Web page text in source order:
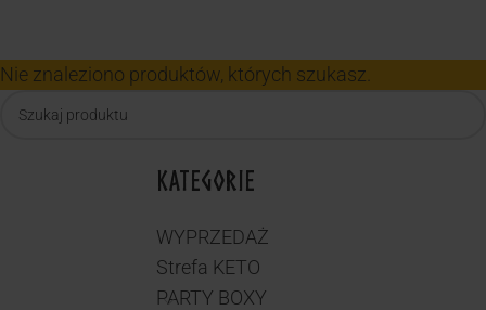
KATEGORIE
WYPRZEDAŻ
Strefa KETO
PARTY BOXY
Nie znaleziono produktów, których szukasz.